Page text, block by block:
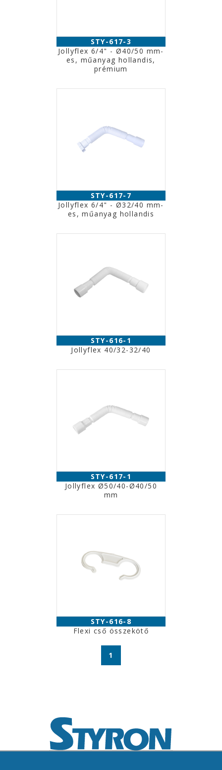
STY-617-3
Jollyflex 6/4" - Ø40/50 mm-
es, műanyag hollandis,
prémium
STY-617-7
Jollyflex 6/4" - Ø32/40 mm-
es, műanyag hollandis
STY-616-1
Jollyflex 40/32-32/40
STY-617-1
Jollyflex Ø50/40-Ø40/50
mm
STY-616-8
Flexi cső összekötő
1